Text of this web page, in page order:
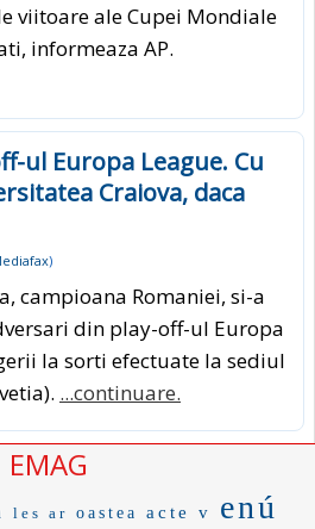
viitoare ale Cupei Mondiale
informeaza AP.
ul Europa League. Cu
Craiova, daca
)
campioana Romaniei, si-a
din play-off-ul Europa
la sorti efectuate la sediul
...continuare.
EMAG
les ar oastea acte v enú